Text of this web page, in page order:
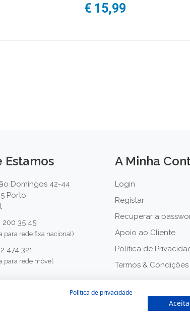
€ 15,99
Estamos
Domingos 42-44
Porto
200 35 45
para rede fixa nacional)
474 321
para rede móvel
A Minha
Login
Registar
Recuperar a
Apoio ao Cliente
Política de
Termos & Condições
Política de privacidade